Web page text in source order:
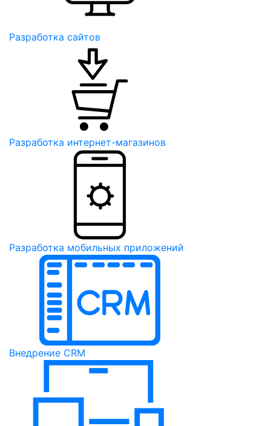
Разработка сайтов
Разработка интернет-магазинов
Разработка мобильных приложений
Внедрение CRM